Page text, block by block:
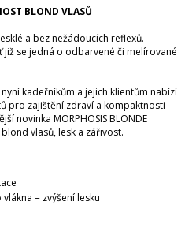
BLOND VLASŮ
a bez nežádoucích reflexů.
se jedná o odbarvené či melírované
kadeřníkům a jejich klientům nabízí
pro zajištění zdraví a kompaktnosti
novinka MORPHOSIS BLONDE
vlasů, lesk a zářivost.
= zvýšení lesku